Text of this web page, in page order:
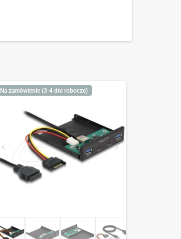
Na zamówienie (3-4 dni robocze)